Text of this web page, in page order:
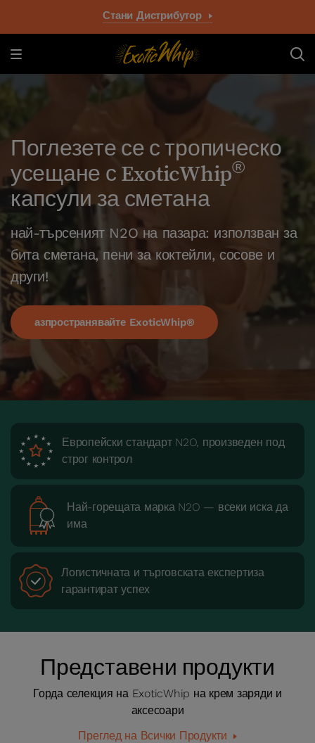
Стани Дистрибутор
Поглезете се с тропическо
усещане с ExoticWhip®
капсули за сметана
най-търсеният N2O на пазара: използван за
бита сметана, пени за коктейли, сосове и
други!
азпространявайте ExoticWhip®
Европейски стандарт N2O, произведен под
строг контрол
Най-горещата марка N2O — всеки иска да
има
Логистичната и търговската експертиза
гарантират успех
Представени продукти
Горда селекция на ExoticWhip на крем заряди и
аксесоари
Преглед на Всички Продукти